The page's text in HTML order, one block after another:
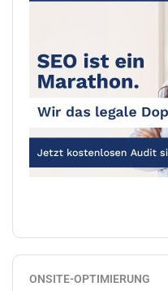
ONSITE-OPTIMIERUNG